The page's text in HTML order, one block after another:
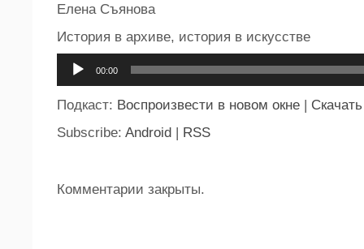
Елена Съянова
История в архиве, история в искусстве
00:00
Подкаст: Воспроизвести в новом окне | Скачать
Subscribe: Android | RSS
Комментарии закрыты.